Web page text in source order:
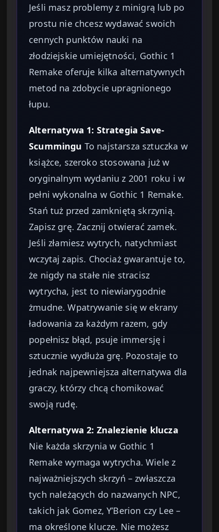
Jeśli masz problemy z minigrą lub po
prostu nie chcesz wydawać swoich
cennych punktów nauki na
złodziejskie umiejętności, Gothic 1
Remake oferuje kilka alternatywnych
metod na zdobycie upragnionego
łupu.
Alternatywa 1: Strategia Save-
Scummingu To najstarsza sztuczka w
książce, szeroko stosowana już w
oryginalnym wydaniu z 2001 roku i w
pełni wykonalna w Gothic 1 Remake.
Stań tuż przed zamkniętą skrzynią.
Zapisz grę. Zacznij otwierać zamek.
Jeśli złamiesz wytrych, natychmiast
wczytaj zapis. Chociaż gwarantuje to,
że nigdy na stałe nie stracisz
wytrycha, jest to niewiarygodnie
żmudne. Wpatrywanie się w ekrany
ładowania za każdym razem, gdy
popełnisz błąd, psuje immersję i
sztucznie wydłuża grę. Pozostaje to
jednak najpewniejsza alternatywa dla
graczy, którzy chcą chomikować
swoją rudę.
Alternatywa 2: Znalezienie klucza
Nie każda skrzynia w Gothic 1
Remake wymaga wytrycha. Wiele z
najważniejszych skrzyń – zwłaszcza
tych należących do nazwanych NPC,
takich jak Gomez, Y’Berion czy Lee –
ma określone klucze. Nie możesz